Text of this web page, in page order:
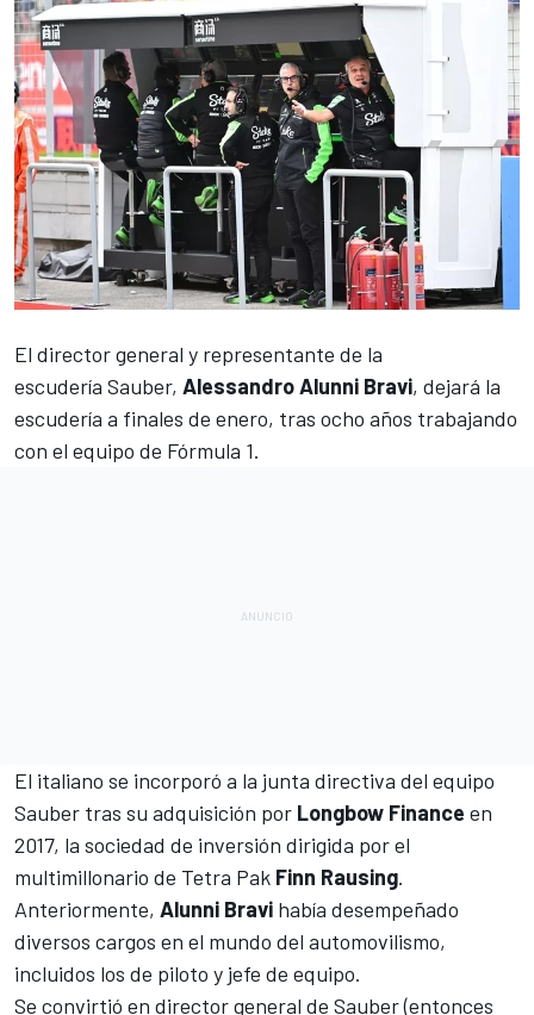
El director general y representante de la
escudería Sauber, Alessandro Alunni Bravi, dejará la
escudería a finales de enero, tras ocho años trabajando
con el equipo de Fórmula 1.
El italiano se incorporó a la junta directiva del equipo
Sauber tras su adquisición por Longbow Finance en
2017, la sociedad de inversión dirigida por el
multimillonario de Tetra Pak Finn Rausing.
Anteriormente, Alunni Bravi había desempeñado
diversos cargos en el mundo del automovilismo,
incluidos los de piloto y jefe de equipo.
Se convirtió en director general de Sauber(entonces